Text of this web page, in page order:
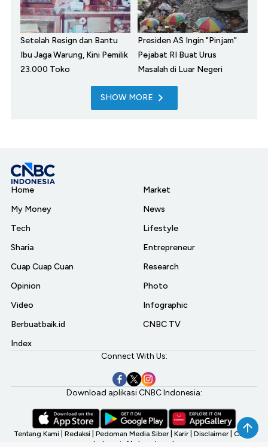
Setelah Resign dan Bantu
Ibu Jaga Warung, Kini Pemilik
23.000 Toko
Presiden AS Ingin "Pinjam"
Pejabat RI Buat Urus
Masalah di Luar Negeri
SHOW MORE
Home
My Money
Tech
Sharia
Cuap Cuap Cuan
Opinion
Video
Berbuatbaik.id
Index
Market
News
Lifestyle
Entrepreneur
Research
Photo
Infographic
CNBC TV
Connect With Us:
Download aplikasi CNBC Indonesia:
Tentang Kami Redaksi Pedoman Media Siber Karir Disclaimer CNBC
Indonesia My Investment